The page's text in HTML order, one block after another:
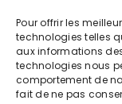
Pour offrir les
technologies telles
aux informations
technologies nous
comportement de
fait de ne pas
Heures